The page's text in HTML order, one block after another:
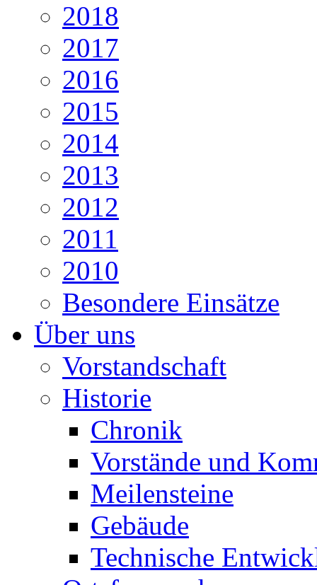
2018
2017
2016
2015
2014
2013
2012
2011
2010
Besondere Einsätze
Über uns
Vorstandschaft
Historie
Chronik
Vorstände und
Meilensteine
Gebäude
Technische